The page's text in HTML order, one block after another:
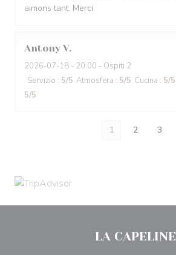
aimons tant. Merci
Antony V
2026-07-18 - 20:00 - Ospiti 2
Servizio : 5/5 Atmosfera : 5/5 Cucina : 5/5
5/5
1 2 3
LA CAPELINE